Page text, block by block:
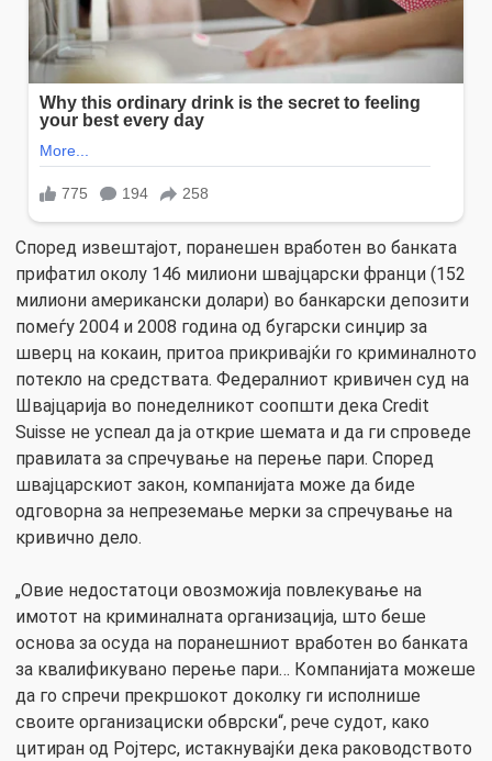
Според извештајот, поранешен вработен во банката
прифатил околу 146 милиони швајцарски франци (152
милиони американски долари) во банкарски депозити
помеѓу 2004 и 2008 година од бугарски синџир за
шверц на кокаин, притоа прикривајќи го криминалното
потекло на средствата. Федералниот кривичен суд на
Швајцарија во понеделникот соопшти дека Credit
Suisse не успеал да ја открие шемата и да ги спроведе
правилата за спречување на перење пари. Според
швајцарскиот закон, компанијата може да биде
одговорна за непреземање мерки за спречување на
кривично дело.
„Овие недостатоци овозможија повлекување на
имотот на криминалната организација, што беше
основа за осуда на поранешниот вработен во банката
за квалификувано перење пари… Компанијата можеше
да го спречи прекршокот доколку ги исполнише
своите организациски обврски“, рече судот, како
цитиран од Ројтерс, истакнувајќи дека раководството